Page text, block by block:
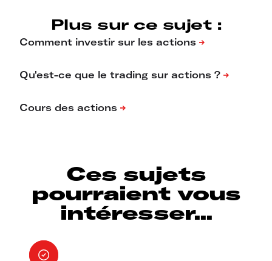
Plus sur ce sujet :
Ces sujets
pourraient vous
intéresser...